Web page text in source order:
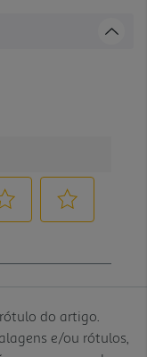
do artigo.
e/ou rótulos,